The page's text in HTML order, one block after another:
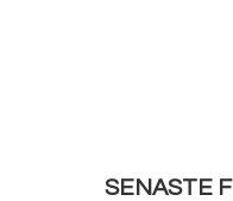
SENASTE